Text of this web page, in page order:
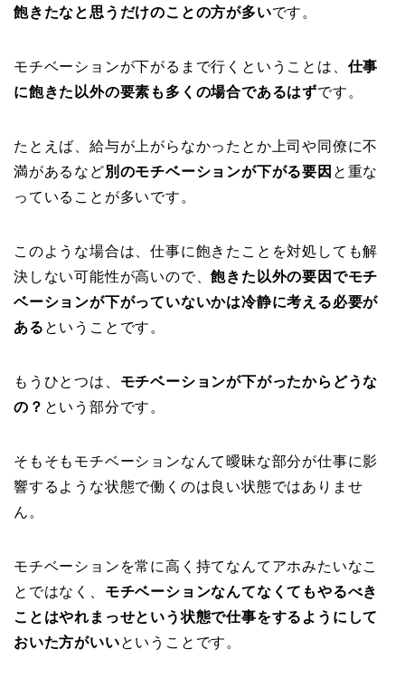
飽きたなと思うだけのことの方が多いです。
モチベーションが下がるまで行くということは、 仕事
に飽きた以外の要素も多くの場合であるはずです。
たとえば、給与が上がらなかったとか上司や同僚に不
満があるなど別のモチベーションが下がる要因 と重な
っていることが多いです。
このような場合は、仕事に飽きたことを対処しても解
決しない可能性が高いので、飽きた以外の要因でモチ
ベーションが下がっていないかは冷静に考える必要が
ある ということです。
もうひとつは、 モチベーションが下がったからどうな
の？ という部分です。
そもそもモチベーションなんて曖昧な部分が仕事に影
響するような状態で働くのは良い状態ではありませ
ん。
モチベーションを常に高く持てなんてアホみたいなこ
とではなく、 モチベーションなんてなくてもやるべき
ことはやれまっせという状態で仕事をするようにして
おいた方がいいということです。